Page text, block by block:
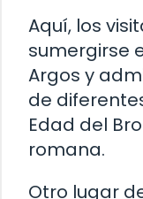
Aquí, los
sumergirse
Argos y
de
Edad del
romana.
Otro lugar